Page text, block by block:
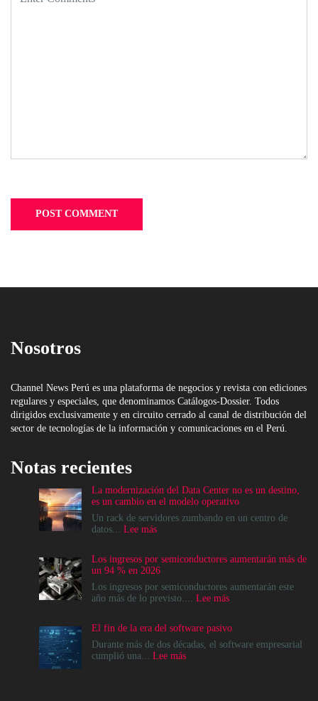
Nosotros
Channel News Perú es una plataforma de negocios y revista con ediciones
regulares y especiales, que denominamos Catálogos-Dossier. Todos
dirigidos exclusivamente y en circuito cerrado al canal de distribución del
sector de tecnologías de la información y comunicaciones en el Perú.
Notas recientes
La modernización del Data Center no es un destino,
es un cambio en el modelo operativo
Un rack de servidores zumbando en un centro de
datos... Lee más:
del
Data
Center
no
destino,
es
un
Los ingresos por semiconductores aumentarán más de
un 94 % en 2026
Los ingresos por semiconductores aumentarán este
año más de lo previsto.... Lee más:
por
semiconductores
El fin de la era del software pasivo
Durante más de dos décadas, el software empresarial
cumplió una... Lee más: